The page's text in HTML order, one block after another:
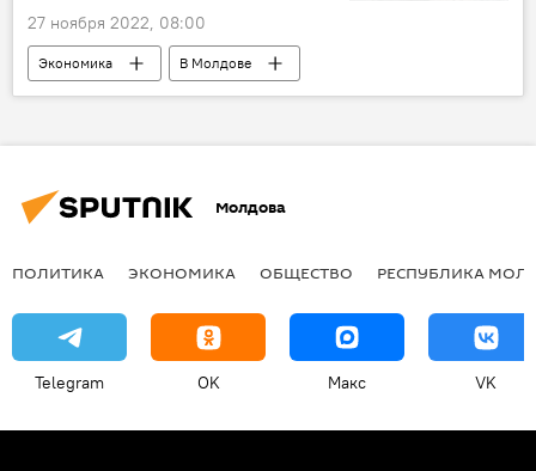
27 ноября 2022, 08:00
Экономика
В Молдове
молдавский лей
Молдова
ПОЛИТИКА ЭКОНОМИКА ОБЩЕСТВО РЕСПУБЛИКА
Telegram OK Макс VK